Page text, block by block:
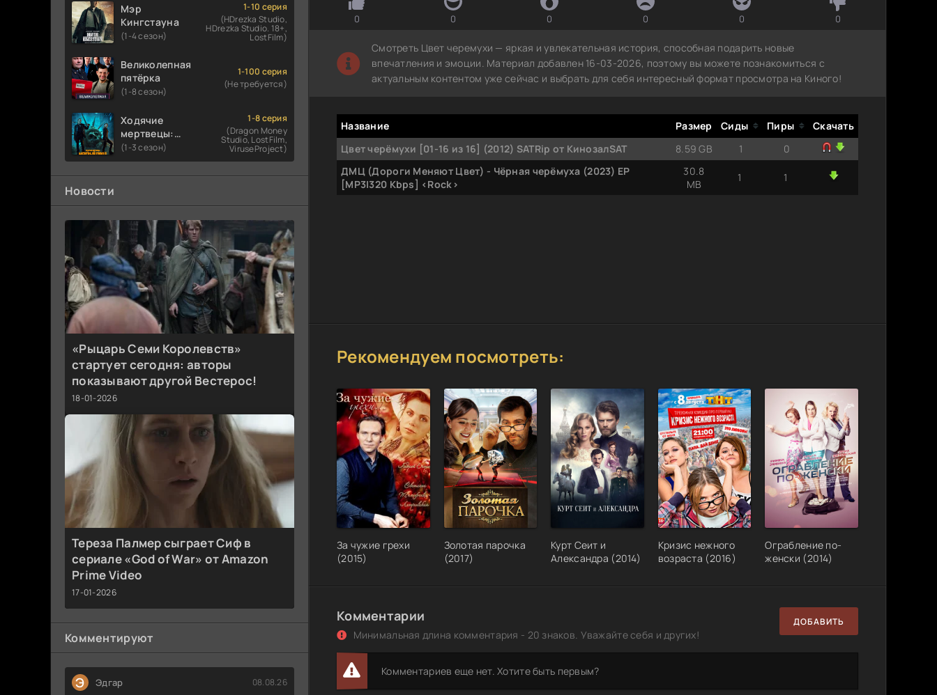
Мэр
Кингстауна
(1-4 сезон)
1-10 серия
(HDrezka Studio,
HDrezka Studio. 18+,
LostFilm)
Великолепная
пятёрка
(1-8 сезон)
1-100 серия
(Не требуется)
Ходячие
мертвецы:
Мертвый
город
(1-3 сезон)
1-8 серия
(Dragon Money
Studio, LostFilm,
ViruseProject)
Новости
«Рыцарь Семи Королевств»
стартует сегодня: авторы
показывают другой Вестерос!
18-01-2026
Тереза Палмер сыграет Сиф в
сериале «God of War» от Amazon
Prime Video
17-01-2026
Комментируют
Э Эдгар 08.08.26
0 0 0 0 0 0
Смотреть Цвет черемухи — яркая и увлекательная история, способная подарить новые
впечатления и эмоции. Материал добавлен 16-03-2026, поэтому вы можете познакомиться с
актуальным контентом уже сейчас и выбрать для себя интересный формат просмотра на Киного!
Название Размер Сиды Пиры
Скачать
Цвет черёмухи [01-16 из 16] (2012) SATRip от КинозалSAT
8.59 GB 1
0
ДМЦ (Дороги Меняют Цвет) - Чёрная черёмуха (2023) EP
[MP3|320 Kbps] <Rock>
30.8
MB
1 1
Рекомендуем посмотреть:
За чужие грехи
(2015)
Золотая парочка
(2017)
Курт Сеит и
Александра (2014)
Кризис нежного
возраста (2016)
Ограбление по-
женски (2014)
Комментарии
Минимальная длина комментария - 20 знаков. Уважайте себя и других!
ДОБАВИТЬ
Комментариев еще нет. Хотите быть первым?